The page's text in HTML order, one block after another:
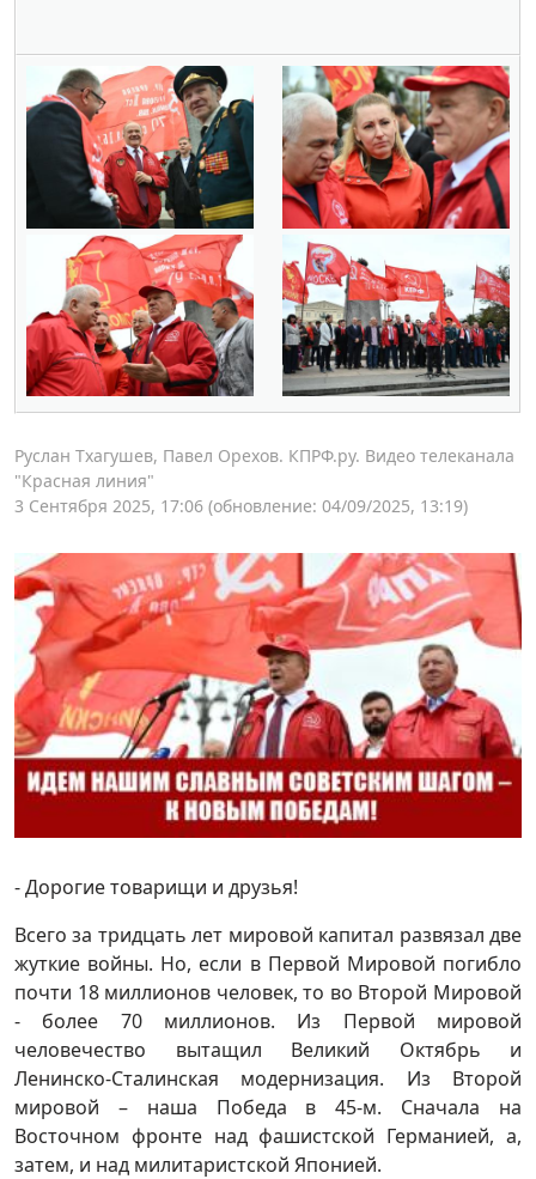
Руслан Тхагушев, Павел Орехов. КПРФ.ру. Видео телеканала
"Красная линия"
3 Сентября 2025, 17:06 (обновление: 04/09/2025, 13:19)
- Дорогие товарищи и друзья!
Всего за тридцать лет мировой капитал развязал две
жуткие войны. Но, если в Первой Мировой погибло
почти 18 миллионов человек, то во Второй Мировой
- более 70 миллионов. Из Первой мировой
человечество вытащил Великий Октябрь и
Ленинско-Сталинская модернизация. Из Второй
мировой – наша Победа в 45-м. Сначала на
Восточном фронте над фашистской Германией, а,
затем, и над милитаристской Японией.